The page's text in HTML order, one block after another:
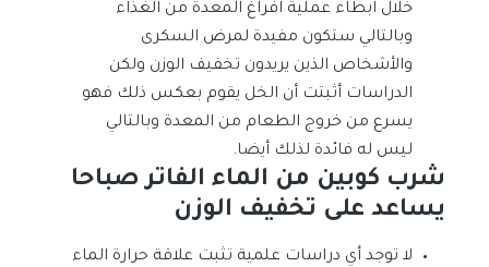
خلال ابطاء عملية افراغ المعدة من الغذاء
وبالتالي ستكون مفيدة لمرض السكرى
والأشخاص الذين يريدون تخفيف الوزن ولكن
الدراسات أثبتت أن الخل يقوم بعكس ذلك فهو
يسرع من خروج الطعام من المعدة وبالتالي
ليس له فائدة لذلك أيضا.
شرب كوبين من الماء الفاتر صباحا
يساعد على تخفيف الوزن
لا توجد أي دراسات علمية تثبت علاقة حرارة الماء